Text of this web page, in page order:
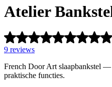
Atelier
9 reviews
French Door Art slaapbankstel —
praktische functies.